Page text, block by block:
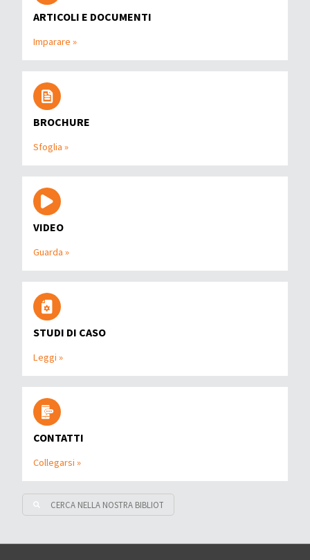
ARTICOLI E DOCUMENTI
Imparare »
BROCHURE
Sfoglia »
VIDEO
Guarda »
STUDI DI CASO
Leggi »
CONTATTI
Collegarsi »